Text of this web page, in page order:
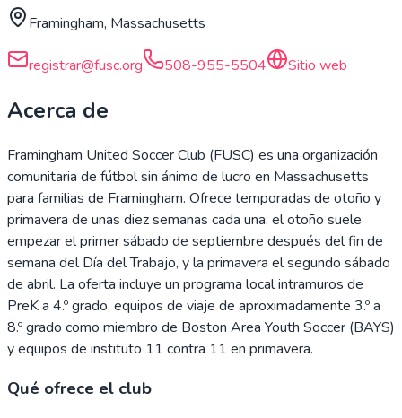
Framingham, Massachusetts
registrar@fusc.org 508-955-5504 Sitio web
Acerca de
Framingham United Soccer Club (FUSC) es una organización
comunitaria de fútbol sin ánimo de lucro en Massachusetts
para familias de Framingham. Ofrece temporadas de otoño y
primavera de unas diez semanas cada una: el otoño suele
empezar el primer sábado de septiembre después del fin de
semana del Día del Trabajo, y la primavera el segundo sábado
de abril. La oferta incluye un programa local intramuros de
PreK a 4.º grado, equipos de viaje de aproximadamente 3.º a
8.º grado como miembro de Boston Area Youth Soccer (BAYS)
y equipos de instituto 11 contra 11 en primavera.
Qué ofrece el club